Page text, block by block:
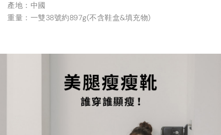
產地：中國
重量：一雙38號約897g(不含鞋盒&填充物)